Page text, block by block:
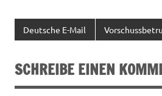
Deutsche E-Mail
SCHREIBE EINEN